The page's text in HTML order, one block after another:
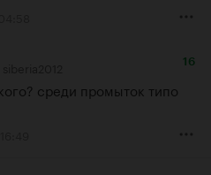
16
среди промыток типо